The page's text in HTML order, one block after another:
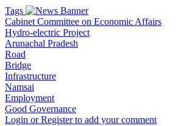
Tags
Cabinet Committee on Economic Affairs
Hydro-electric Project
Arunachal Pradesh
Road
Bridge
Infrastructure
Namsai
Employment
Good Governance
Login or Register to add your comment